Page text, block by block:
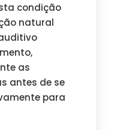
condição
natural
as
antes de se
para